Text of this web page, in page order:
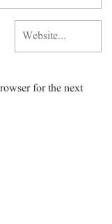
for the next